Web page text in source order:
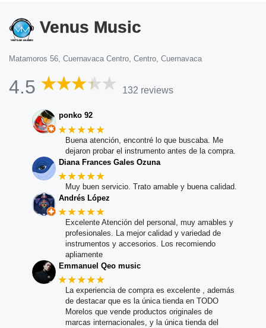
Venus Music
Matamoros 56, Cuernavaca Centro, Centro, Cuernavaca
4.5 132 reviews
ponko 92
★★★★★
Buena atención, encontré lo que buscaba. Me
dejaron probar el instrumento antes de la compra.
Diana Frances Gales Ozuna
★★★★★
Muy buen servicio. Trato amable y buena calidad.
Andrés López
★★★★★
Excelente Atención del personal, muy amables y
profesionales. La mejor calidad y variedad de
instrumentos y accesorios. Los recomiendo
apliamente
Emmanuel Qeo music
★★★★★
La experiencia de compra es excelente , además
de destacar que es la única tienda en TODO
Morelos que vende productos originales de
marcas internacionales, y la única tienda del